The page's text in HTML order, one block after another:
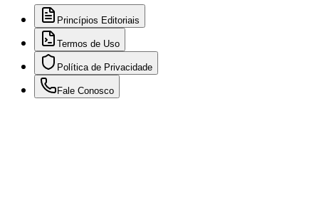
Princípios Editoriais
Termos de Uso
Política de Privacidade
Fale Conosco